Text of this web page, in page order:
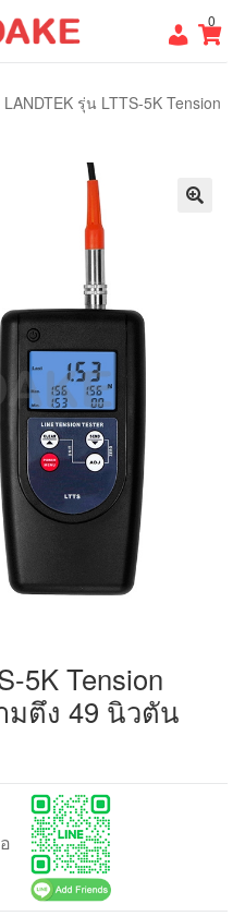
0
LANDTEK รุ่น LTTS-5K Tension
5K Tension
มตึง 49 นิวตัน